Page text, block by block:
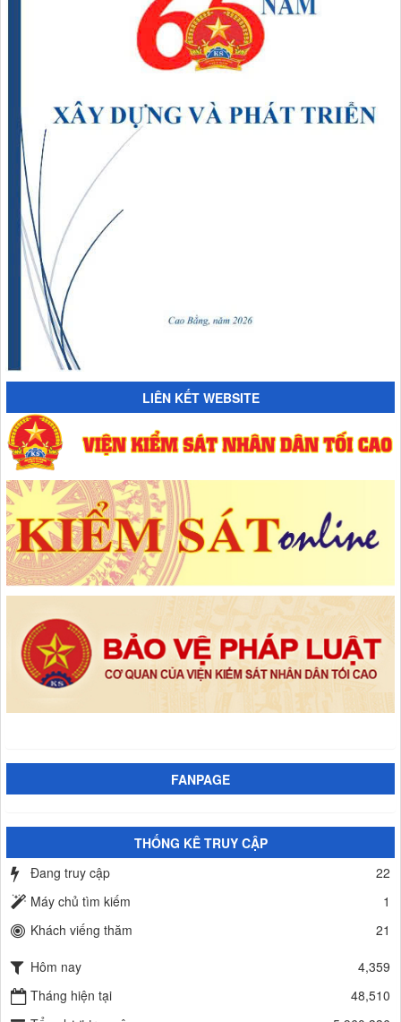
LIÊN KẾT WEBSITE
FANPAGE
THỐNG KÊ TRUY CẬP
Đang truy cập
22
Máy chủ tìm kiếm
1
Khách viếng thăm
21
Hôm nay
4,359
Tháng hiện tại
48,510